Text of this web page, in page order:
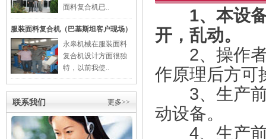
面料复合机已..
服装面料复合机（巴基斯坦客户现场）
永皋机械在服装面料
复合机设计方面很独
特，以前我使..
更多>>
联系我们
1、本设
开，乱动。
2、操作者
作原理后方可
3、生产前
动设备。
4、生产前